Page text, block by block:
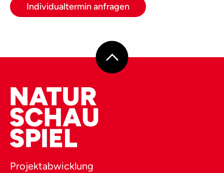
Individualtermin anfragen
Projektabwicklung